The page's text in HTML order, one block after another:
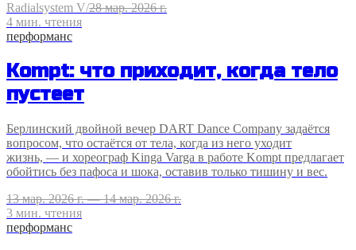
Radialsystem V/28 мар. 2026 г.
4 мин. чтения
перформанс
Kompt: что приходит, когда тело
пустеет
Берлинский двойной вечер DART Dance Company задаётся
вопросом, что остаётся от тела, когда из него уходит
жизнь, — и хореограф Kinga Varga в работе Kompt предлагает
обойтись без пафоса и шока, оставив только тишину и вес.
13 мар. 2026 г. — 14 мар. 2026 г.
3 мин. чтения
перформанс